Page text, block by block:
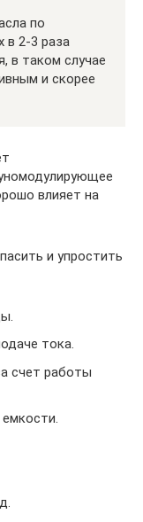
по
в 2-3 раза
в таком случае
и скорее
влияет на
и упростить
тока.
счет работы